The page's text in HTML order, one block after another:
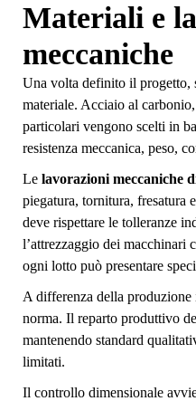
Materiali e
meccaniche
Una volta definito il progetto,
materiale. Acciaio al
particolari vengono scelti in
resistenza meccanica, peso,
Le lavorazioni meccaniche
piegatura, tornitura, fresatura
deve rispettare le tolleranze
l’attrezzaggio dei macchinari
ogni lotto può presentare
A differenza della
norma. Il reparto produttivo
mantenendo standard
limitati.
Il controllo dimensionale